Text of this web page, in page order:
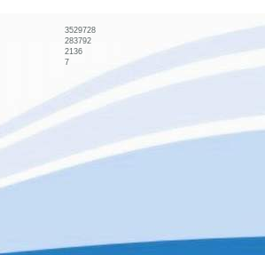
3529728
283792
2136
7